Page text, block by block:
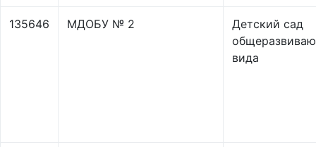
135646 МДОБУ № 2
Детский сад
вида